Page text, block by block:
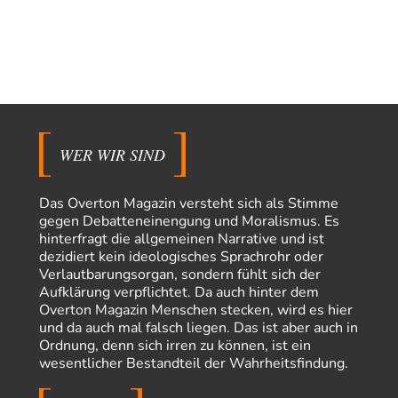
Entkernen, Umfunktionieren und (feindlich) Übernehmen 48
dass ich dass stellvertretend auch…
Jetzt gib hier mal nicht den Beckmesser. Die meinen das doch gar nicht
so -…
Frank Herbert vor 6 Stunden zu:
Urteil des Bundesverwaltungsgerichts zur ewigen
Geheimhaltung
Es gab überhaupt KEINE Entnazifizierung der Deutschen Justiz nach
Kriegsende! Und es hätte auch keine…
ratzefatzvor 7 Stunden zu:
Klimalüge und Klimadiktatur?
der verschiedenen Klimazonen)…
WER WIR SIND
Das Overton Magazin versteht sich als Stimme
gegen Debatteneinengung und Moralismus. Es
hinterfragt die allgemeinen Narrative und ist
dezidiert kein ideologisches Sprachrohr oder
Verlautbarungsorgan, sondern fühlt sich der
Aufklärung verpflichtet. Da auch hinter dem
Overton Magazin Menschen stecken, wird es hier
und da auch mal falsch liegen. Das ist aber auch in
Ordnung, denn sich irren zu können, ist ein
wesentlicher Bestandteil der Wahrheitsfindung.